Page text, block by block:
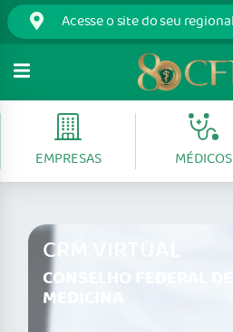
EMPRESAS MÉDICOS
CRM VIRTUAL
CONSELHO FEDERAL DE
MEDICINA